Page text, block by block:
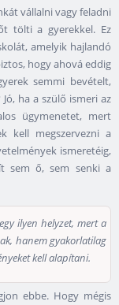
vállalni vagy feladni
tölti a gyerekkel. Ez
amelyik hajlandó
hogy ahová eddig
semmi bevételt,
ha a szülő ismeri az
ügymenetet, mert
kell megszervezni a
ismeretéig,
sem ő, sem senki a
ilyen helyzet, mert a
hanem gyakorlatilag
kell alapítani.
ebbe. Hogy mégis